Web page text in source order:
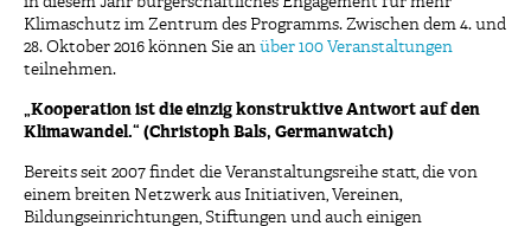
Klimaschutz im Zentrum des Programms. Zwischen dem 4. und
28. Oktober 2016 können Sie an über 100 Veranstaltungen
teilnehmen.
„Kooperation ist die einzig konstruktive Antwort auf den
Klimawandel.“ (Christoph Bals, Germanwatch)
Bereits seit 2007 findet die Veranstaltungsreihe statt, die von
einem breiten Netzwerk aus Initiativen, Vereinen,
Bildungseinrichtungen, Stiftungen und auch einigen